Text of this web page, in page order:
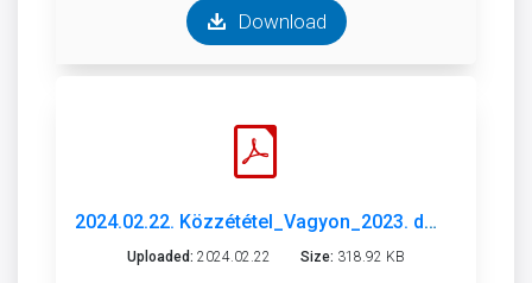
Download
2024.02.22. Közzététel_Vagyon_2023. december.pdf
Uploaded: 2024.02.22 Size: 318.92 KB